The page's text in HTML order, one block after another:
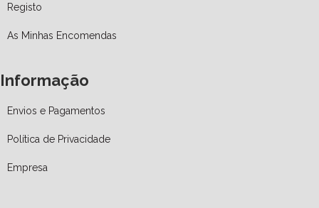
Registo
As Minhas Encomendas
Informação
Envios e Pagamentos
Política de Privacidade
Empresa